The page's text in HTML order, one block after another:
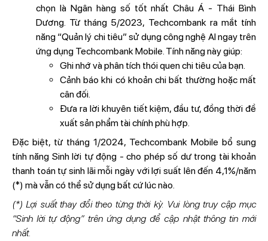
chọn là Ngân hàng số tốt nhất Châu Á - Thái Bình
Dương. Từ tháng 5/2023, Techcombank ra mắt tính
năng “Quản lý chi tiêu” sử dụng công nghệ AI ngay trên
ứng dụng Techcombank Mobile. Tính năng này giúp:
Ghi nhớ và phân tích thói quen chi tiêu của bạn.
Cảnh báo khi có khoản chi bất thường hoặc mất
cân đối.
Đưa ra lời khuyên tiết kiệm, đầu tư, đồng thời đề
xuất sản phẩm tài chính phù hợp.
Đặc biệt, từ tháng 1/2024, Techcombank Mobile bổ sung
tính năng Sinh lời tự động - cho phép số dư trong tài khoản
thanh toán tự sinh lãi mỗi ngày với lợi suất lên đến 4,1%/năm
(*) mà vẫn có thể sử dụng bất cứ lúc nào.
(*) Lợi suất thay đổi theo từng thời kỳ. Vui lòng truy cập mục
“Sinh lời tự động” trên ứng dụng để cập nhật thông tin mới
nhất.